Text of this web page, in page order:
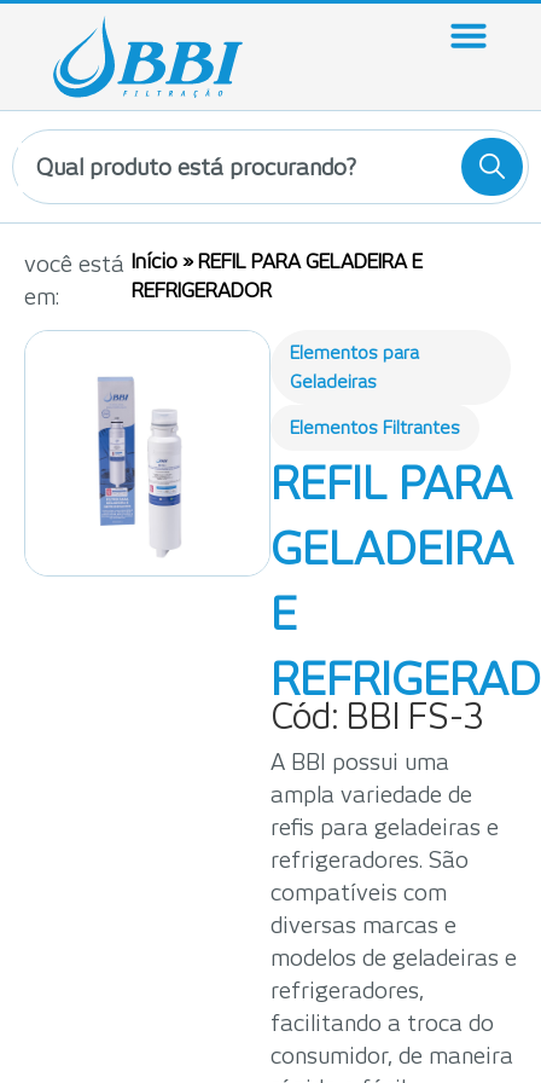
você está
em:
Início» REFIL PARA GELADEIRA E
REFRIGERADOR
Elementos para
Geladeiras
Elementos Filtrantes
REFIL PARA
GELADEIRA
E
Cód: BBI FS-3
A BBI possui uma
ampla variedade de
refis para geladeiras e
refrigeradores. São
compatíveis com
diversas marcas e
modelos de geladeiras e
refrigeradores,
facilitando a troca do
consumidor, de maneira